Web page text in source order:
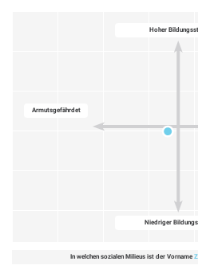
Hoher
Niedriger
Armutsgefährdet
In welchen sozialen Milieus ist der Vorname